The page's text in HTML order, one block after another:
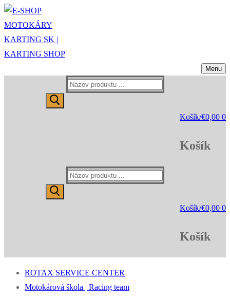
Menu
Hľadať:
Košík/€0,00 0
Košík
Hľadať:
Košík/€0,00 0
Košík
ROTAX SERVICE CENTER
Motokárová škola | Racing team